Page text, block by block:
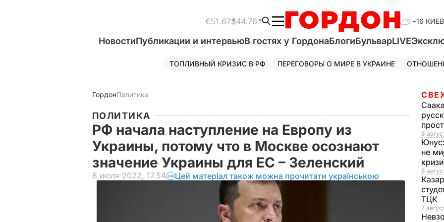
€51.67$44.76 +16 КИЕВ
НовостиПубликации и интервьюВ гостях у ГордонаБлогиБульварLIVE
ТОПЛИВНЫЙ КРИЗИС В РФ ПЕРЕГОВОРЫ О МИРЕ В УКРАИНЕ
ГордонПолитика
ПОЛИТИКА
РФ начала наступление на Европу из
Украины, потому что в Москве осознают
значение Украины для ЕС – Зеленский
8 июля 2022, 17.54 Цей матеріал також можна прочитати українською
8
не
8
ТЦК
7